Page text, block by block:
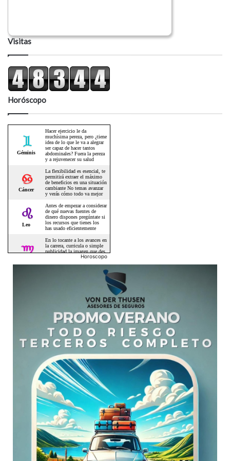
Visitas
Horóscopo
Horoscopo